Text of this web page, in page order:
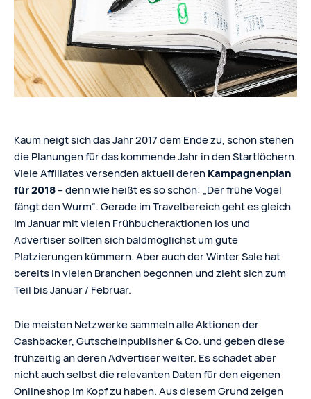
Kaum neigt sich das Jahr 2017 dem Ende zu, schon stehen
die Planungen für das kommende Jahr in den Startlöchern.
Viele Affiliates versenden aktuell derenKampagnenplan
für 2018– denn wie heißt es so schön: „Der frühe Vogel
fängt den Wurm“. Gerade im Travelbereich geht es gleich
im Januar mit vielen Frühbucheraktionen los und
Advertiser sollten sich baldmöglichst um gute
Platzierungen kümmern. Aber auch der Winter Sale hat
bereits in vielen Branchen begonnen und zieht sich zum
Teil bis Januar / Februar.
Die meisten Netzwerke sammeln alle Aktionen der
Cashbacker, Gutscheinpublisher & Co. und geben diese
frühzeitig an deren Advertiser weiter. Es schadet aber
nicht auch selbst die relevanten Daten für den eigenen
Onlineshop im Kopf zu haben. Aus diesem Grund zeigen